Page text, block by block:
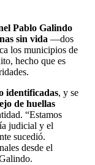
Pablo Galindo
sin vida —dos
los municipios de
hecho que es
identificadas, y se
de huellas
“Estamos
judicial y el
sucedió.
desde el